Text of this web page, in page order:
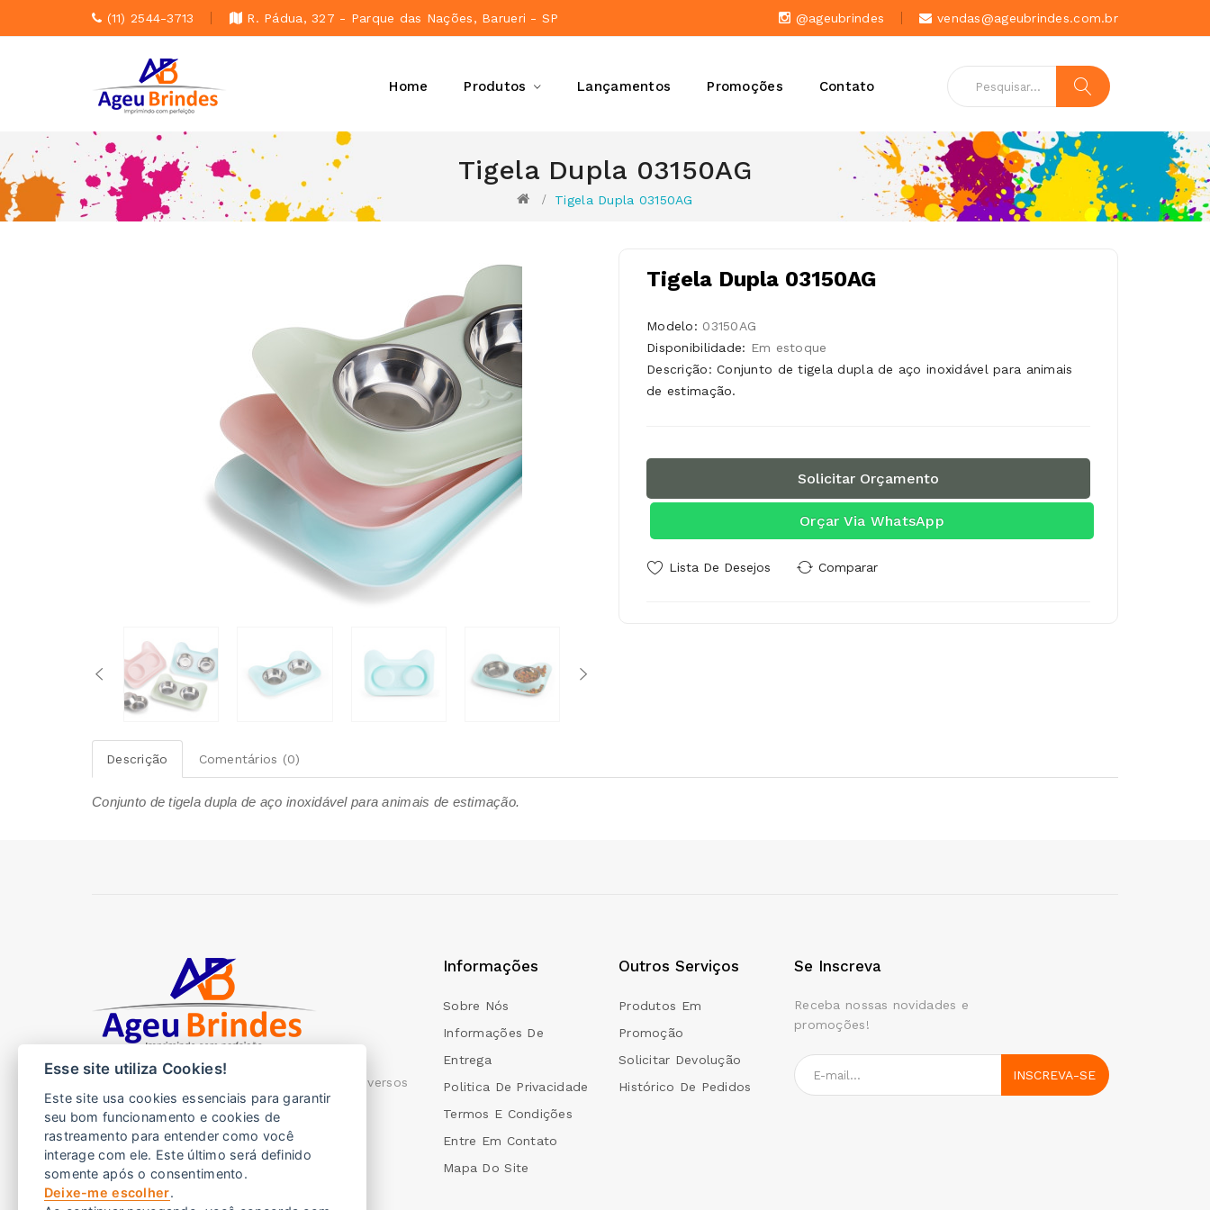
(11) 2544-3713 R. Pádua, 327 - Parque das Nações, Barueri - SP @ageubrindes vendas@ageubrindes.com.br
Home Produtos Lançamentos Promoções Contato
Tigela Dupla 03150AG
Tigela Dupla 03150AG
Tigela Dupla 03150AG
Modelo: 03150AG
Disponibilidade: Em estoque
Descrição: Conjunto de tigela dupla de aço inoxidável para animais
de estimação.
Solicitar Orçamento
Orçar Via WhatsApp
Lista De Desejos Comparar
Descrição Comentários (0)
Conjunto de tigela dupla de aço inoxidável para animais de estimação.
Ageu brindes, imprimimos com perfeição diversos
brindes para sua empresa.
Endereço: Rua Pádua 327 - Barueri SP
E-mail:
vendas@ageubrindes.com.br
Telefone:(11) 2544-3713
Informações
Sobre Nós
Informações De
Entrega
Politica De Privacidade
Termos E Condições
Entre Em Contato
Mapa Do Site
Outros Serviços
Produtos Em
Promoção
Solicitar Devolução
Histórico De Pedidos
Se Inscreva
Receba nossas novidades e
promoções!
INSCREVA-SE
Esse site utiliza Cookies!
Este site usa cookies essenciais para garantir
seu bom funcionamento e cookies de
rastreamento para entender como você
interage com ele. Este último será definido
somente após o consentimento.
Deixe-me escolher.